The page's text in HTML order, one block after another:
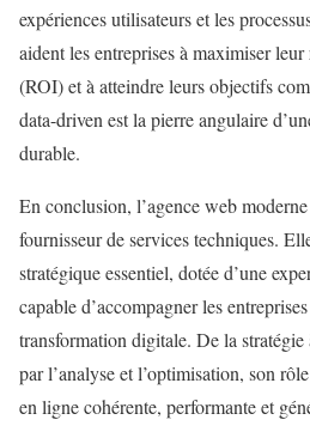
expériences utilisateurs et les
aident les entreprises à maximiser
(ROI) et à atteindre leurs objectifs
data-driven est la pierre angulaire
durable.
En conclusion, l’agence web
fournisseur de services techniques.
stratégique essentiel, dotée d’une
capable d’accompagner les
transformation digitale. De la stratégie
par l’analyse et l’optimisation, son
en ligne cohérente, performante et